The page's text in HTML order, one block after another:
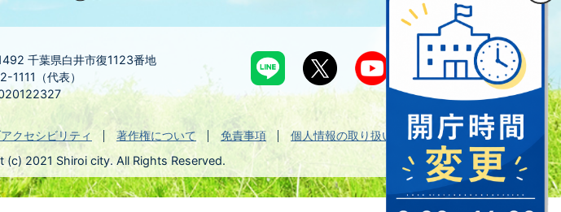
千葉県白井市復1123番地
1111（代表）
クセシビリティ 著作権について 免責事項
個人情報の取り扱い
(c) 2021 Shiroi city. All Rights Reserved.